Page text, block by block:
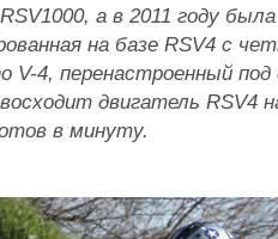
RSV1000, а в 2011 году
на базе RSV4 с
V-4, перенастроенный
двигатель RSV4
в минуту.